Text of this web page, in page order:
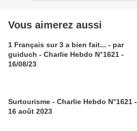
Vous aimerez aussi
1 Français sur 3 a bien fait... - par
guiduch - Charlie Hebdo N°1621 -
16/08/23
Surtourisme - Charlie Hebdo N°1621 -
16 août 2023